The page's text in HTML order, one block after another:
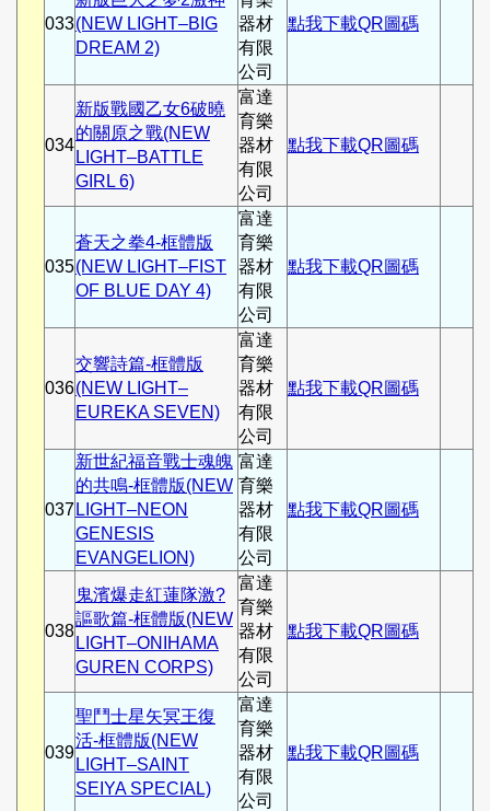
033(NEW LIGHT–BIG
DREAM 2)
器材
有限
公司
點我下載QR圖碼
034
新版戰國乙女6破曉
的關原之戰(NEW
LIGHT–BATTLE
GIRL 6)
富達
育樂
器材
有限
公司
點我下載QR圖碼
035
蒼天之拳4-框體版
(NEW LIGHT–FIST
OF BLUE DAY 4)
富達
育樂
器材
有限
公司
點我下載QR圖碼
036
交響詩篇-框體版
(NEW LIGHT–
EUREKA SEVEN)
富達
育樂
器材
有限
公司
點我下載QR圖碼
037
新世紀福音戰士魂魄
的共鳴-框體版(NEW
LIGHT–NEON
GENESIS
EVANGELION)
富達
育樂
器材
有限
公司
點我下載QR圖碼
038
鬼濱爆走紅蓮隊激?
謳歌篇-框體版(NEW
LIGHT–ONIHAMA
GUREN CORPS)
富達
育樂
器材
有限
公司
點我下載QR圖碼
039
聖鬥士星矢冥王復
活-框體版(NEW
LIGHT–SAINT
SEIYA SPECIAL)
富達
育樂
器材
有限
公司
點我下載QR圖碼